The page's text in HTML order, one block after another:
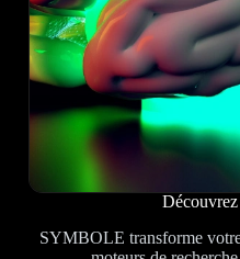
SYMBOLE transforme